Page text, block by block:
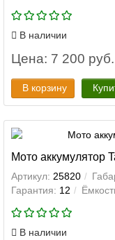
В наличии
Цена: 7 200 руб.
В корзину
Мото аккумулятор
Артикул: 25820
Гарантия: 12
В наличии